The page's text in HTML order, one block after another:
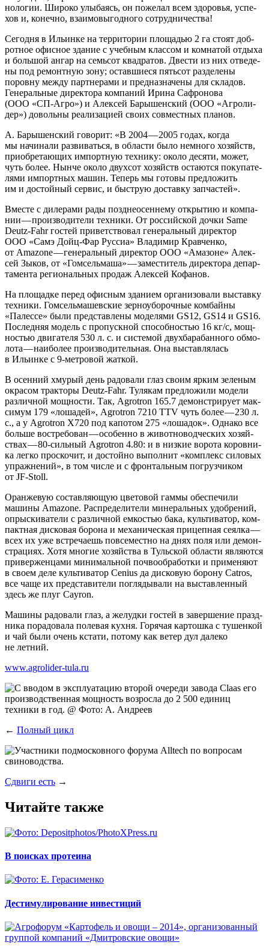
но­ло­гии. Широ­ко улы­ба­ясь, он поже­лал всем здо­ро­вья, успе­
хов и, конеч­но, вза­и­мо­вы­год­но­го сотрудничества!
Сего­дня в Ильин­ке на тер­ри­то­рии пло­ща­дью 2 га сто­ят доб­
рот­ное офис­ное зда­ние с учеб­ным клас­сом и ком­на­той отды­ха
и боль­шой ангар на семь­сот квад­ра­тов. Две­сти из них отве­де­
ны под ремонт­ную зону; остав­ши­е­ся пять­сот раз­де­ле­ны
поров­ну меж­ду парт­не­ра­ми и пред­на­зна­че­ны для скла­дов.
Гене­раль­ные дирек­то­ра ком­па­ний Ири­на Сафро­но­ва
(ООО «СП-Агро») и Алек­сей Бары­шен­ский (ООО «Агро­ли­
дер») доволь­ны реа­ли­за­ци­ей сво­их сов­мест­ных планов.
А. Бары­шен­ский гово­рит: «В 2004 — 2005 годах, когда
мы начи­на­ли раз­ви­вать­ся, в обла­сти было немно­го хозяйств,
при­об­ре­та­ю­щих импорт­ную тех­ни­ку: око­ло деся­ти, может,
чуть более. Нын­че око­ло двух­сот хозяйств оста­ют­ся поку­па­те­
ля­ми импорт­ных машин. Теперь мы гото­вы пред­ло­жить
им и достой­ный сер­вис, и быст­рую достав­ку запчастей».
Вме­сте с диле­ра­ми рады позд­не­осен­не­му откры­тию и ком­па­
нии — про­из­во­ди­те­ли тех­ни­ки. От рос­сий­ской доч­ки Same
Deutz-Fahr гостей при­вет­ство­вал гене­раль­ный дирек­тор
ООО «Самэ Дойц-Фар Рус­сиа» Вла­ди­мир Кра­вчен­ко,
от Amazone — гене­раль­ный дирек­тор ООО «Ама­зоне» Алек­
сей Зыков, от «Гом­сель­ма­ша» — заме­сти­тель дирек­то­ра депар­
та­мен­та реги­о­наль­ных про­даж Алек­сей Кофанов.
На пло­щад­ке перед офис­ным зда­ни­ем орга­ни­зо­ва­ли выстав­ку
тех­ни­ки. Гом­сель­ма­шев­ские зер­но­убо­роч­ные ком­бай­ны
«Палес­се» были пред­став­ле­ны моде­ля­ми GS12, GS14 и GS16.
Послед­няя модель с про­пуск­ной спо­соб­но­стью 16 кг/с, мощ­
но­стью дви­га­те­ля 530 л. с. и систе­мой двух­ба­ра­бан­но­го обмо­
ло­та — наи­бо­лее про­из­во­ди­тель­ная. Она выстав­ля­лась
в Ильин­ке с 9‑метровой жаткой.
В осен­ний хму­рый день радо­ва­ли глаз сво­им ярким зеле­ным
окра­сом трак­то­ры Deutz-Fahr. Туля­кам пред­ло­жи­ли моде­ли
раз­лич­ной мощ­но­сти. Так, Agrotron 165.7 демон­стри­ру­ет мак­
си­мум 179 «лоша­дей», Agrotron 7210 TTV чуть более — 230 л.
с., а у Agrotron Х720 под капо­том 275 «лоша­док». Одна­ко все
боль­ше вос­тре­бо­ван — осо­бен­но в живот­но­вод­че­ских хозяй­
ствах — 80‑сильный Agrotron 4.80: и в низ­кие воро­та коров­ни­
ка лег­ко про­ско­чит, и достой­но выпол­нит «ком­плекс сило­вых
упраж­не­ний», в том чис­ле и с фрон­таль­ным погруз­чи­ком
от JF-Stoll.
Оран­же­вую состав­ля­ю­щую цве­то­вой гам­мы обес­пе­чи­ли
маши­ны Amazone. Рас­пре­де­ли­те­ли мине­раль­ных удоб­ре­ний,
опрыс­ки­ва­те­ли с раз­лич­ной емко­стью бака, куль­ти­ва­тор, ком­
пакт­ная дис­ко­вая боро­на и меха­ни­че­ская при­цеп­ная сеял­ка —
всех их уже встре­ча­ешь повсе­мест­но на днях поля или демон­
стра­ци­ях. Хотя мно­гие хозяй­ства в Туль­ской обла­сти явля­ют­ся
при­вер­жен­ца­ми мини­маль­ной поч­во­об­ра­бот­ки и при­ме­ня­ют
в сво­ем деле куль­ти­ва­тор Cenius да дис­ко­вую боро­ну Catros,
все чаще их пред­ста­ви­те­ли погля­ды­ва­ли на выстав­лен­ный
здесь же плуг Cayron.
Маши­ны радо­ва­ли глаз, а желуд­ки гостей в завер­ше­ние празд­
ни­ка пора­до­ва­ла поле­вая кух­ня. Горя­чая кар­тош­ка с тушен­кой
и чай были очень кста­ти, пото­му как ветер дул дале­ко
не летний.
www.agrolider-tula.ru
← Полный цикл
Сдвиги есть →
Читайте также
В поисках протеина
Дестимулирование инвестиций